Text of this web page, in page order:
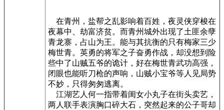
在青州，盐帮之乱影响着百姓，夜灵侠穿梭在
夜幕中、劫富济贫。而青州城外出现了土匪余孽
青龙寨，占山为王。能与其抗衡的只有梅家三少
梅世青。英勇的将军之子奋勇作战，却没想到险
些中了山贼五爷的诡计，好在梅世青武功高强，
闭眼也能听刀枪的声响，山贼小宝爷等人见局势
不妙，只得匆匆逃离。
江湖艺人何一指带着闺女小丸子在街头卖艺，
两人联手表演胸口碎大石，突然起来的公子哥却